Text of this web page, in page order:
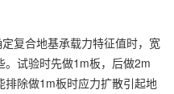
复合地基承载力特征值时，宽
。试验时先做1m板，后做2m
除做1m板时应力扩散引起地